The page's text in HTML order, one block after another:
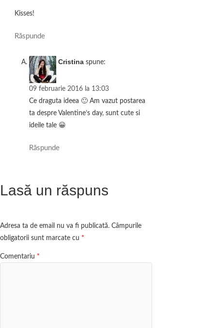
Kisses!
Răspunde
Cristina spune:
09 februarie 2016 la 13:03
Ce draguta ideea 🙂 Am vazut postarea
ta despre Valentine’s day, sunt cute si
ideile tale 😀
Răspunde
Lasă un răspuns
Adresa ta de email nu va fi publicată. Câmpurile
obligatorii sunt marcate cu *
Comentariu *